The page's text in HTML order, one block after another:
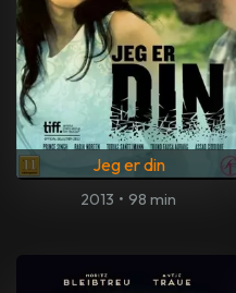
Jeg er din
2013 • 98 min